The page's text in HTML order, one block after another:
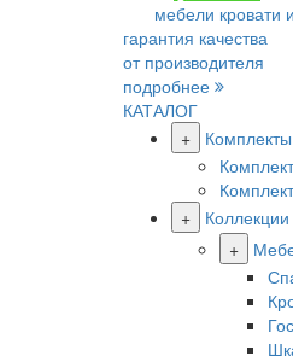
мебели кровати
гарантия качества
от производителя
подробнее
КАТАЛОГ
+
+
Коллекции
+